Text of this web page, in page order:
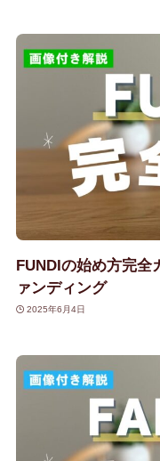
FUNDIの始め方完全
ァンディング
2025年6月4日